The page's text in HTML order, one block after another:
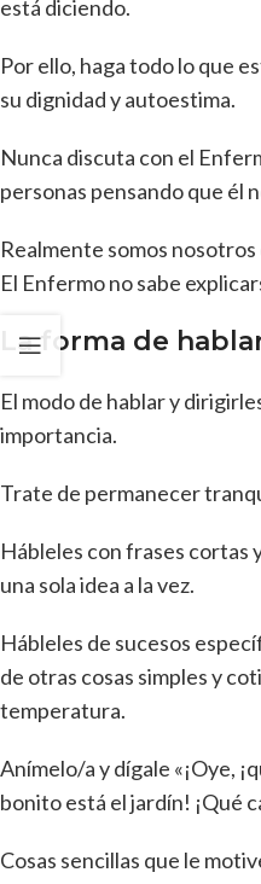
está diciendo.
Por ello, haga todo lo que
su dignidad y autoestima.
Nunca discuta con el
personas pensando que él
Realmente somos
El Enfermo no sabe
La forma de
El modo de hablar y
importancia.
Trate de permanecer
Hábleles con frases cortas
una sola idea a la vez.
Hábleles de sucesos
de otras cosas simples y
temperatura.
Anímelo/a y dígale «¡Oye,
bonito está el jardín! ¡Qué
Cosas sencillas que le